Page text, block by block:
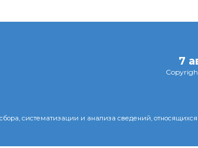
7
систематизации и анализа сведений,